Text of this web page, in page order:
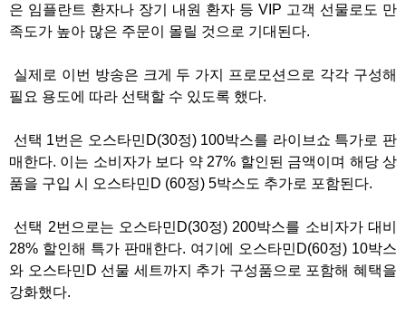
은 임플란트 환자나 장기 내원 환자 등 VIP 고객 선물로도 만
족도가 높아 많은 주문이 몰릴 것으로 기대된다.
실제로 이번 방송은 크게 두 가지 프로모션으로 각각 구성해
필요 용도에 따라 선택할 수 있도록 했다.
선택 1번은 오스타민D(30정) 100박스를 라이브쇼 특가로 판
매한다. 이는 소비자가 보다 약 27% 할인된 금액이며 해당 상
품을 구입 시 오스타민D (60정) 5박스도 추가로 포함된다.
선택 2번으로는 오스타민D(30정) 200박스를 소비자가 대비
28% 할인해 특가 판매한다. 여기에 오스타민D(60정) 10박스
와 오스타민D 선물 세트까지 추가 구성품으로 포함해 혜택을
강화했다.